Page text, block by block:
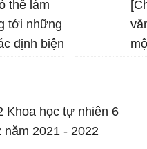
thể làm
tới những
định biện
minh
pháp
Khoa học tự nhiên 6
2021 - 2022